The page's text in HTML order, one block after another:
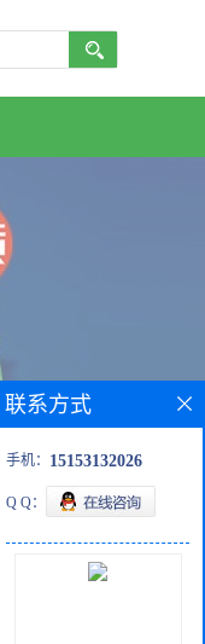
联系方式
手机： 15153132026
Q Q：